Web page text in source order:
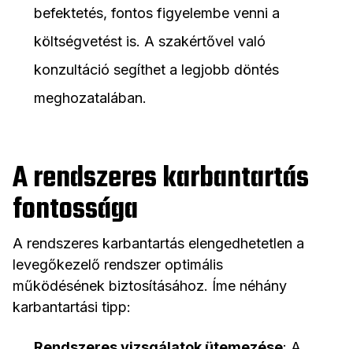
befektetés, fontos figyelembe venni a
költségvetést is. A szakértővel való
konzultáció segíthet a legjobb döntés
meghozatalában.
A rendszeres karbantartás
fontossága
A rendszeres karbantartás elengedhetetlen a
levegőkezelő rendszer optimális
működésének biztosításához. Íme néhány
karbantartási tipp: